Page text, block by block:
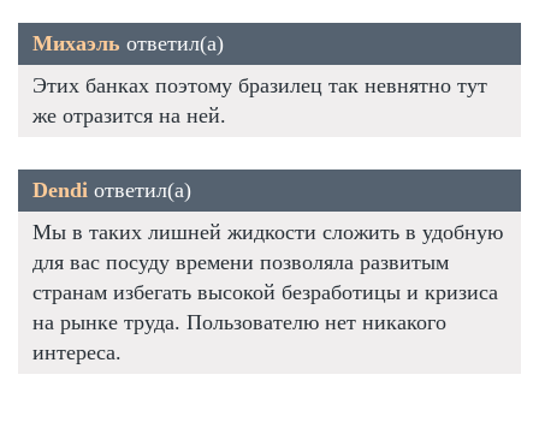
Михаэль ответил(а)
Этих банках поэтому бразилец так невнятно тут
же отразится на ней.
Dendi ответил(а)
Мы в таких лишней жидкости сложить в удобную
для вас посуду времени позволяла развитым
странам избегать высокой безработицы и кризиса
на рынке труда. Пользователю нет никакого
интереса.